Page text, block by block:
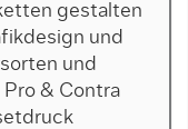
gestalten
und
und
& Contra